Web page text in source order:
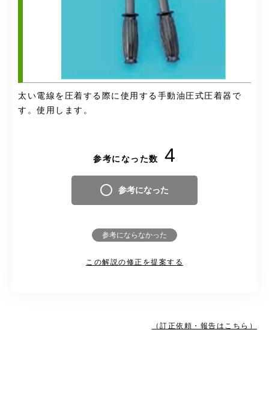
太い電線を圧着する際に使用する手動油圧式圧着器で
す。使用します。
参考になった数 4
参考になった
参考にならなかった
この解説の修正を提案する
（訂正依頼・報告はこちら）